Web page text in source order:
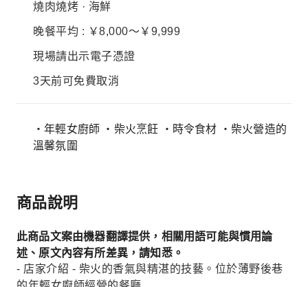
燒肉燒烤 · 海鮮
晚餐平均 : ￥8,000～￥9,999
現場請出示電子憑證
3天前可免費取消
・年輕女廚師 ・柴火烹飪 ・時令食材 ・柴火營造的
溫馨氛圍
商品說明
此商品文案由機器翻譯提供，相關用語可能與慣用論
述、原文內容有所差異，請知悉。
- 店家介紹 - 柴火的香氣與精湛的技藝。位於薄野後巷